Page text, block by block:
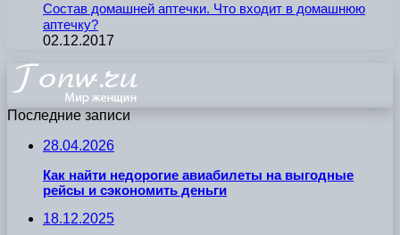
Состав домашней аптечки. Что входит в домашнюю
аптечку?
02.12.2017
Последние записи
28.04.2026
Как найти недорогие авиабилеты на выгодные
рейсы и сэкономить деньги
18.12.2025